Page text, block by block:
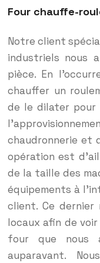
Four chauffe-
Notre client
industriels nous
pièce. En
chauffer un
de le dilater pour
chaudronnerie et
opération est
de la taille des
équipements à
client. Ce dernier
locaux afin de
four que nous
auparavant.